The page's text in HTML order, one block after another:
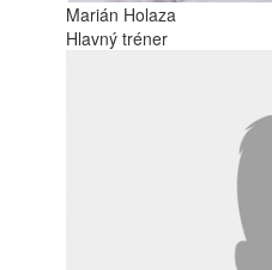
Marián Holaza
Hlavný tréner